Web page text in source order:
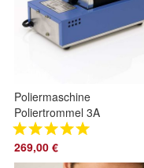
Poliermaschine
Poliertrommel 3A
von Lortone
Tumbler mit 0,8
Liter Volumen
269,00 €